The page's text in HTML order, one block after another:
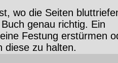
wo die Seiten
genau richtig. Ein
Festung erstürmen
diese zu halten.